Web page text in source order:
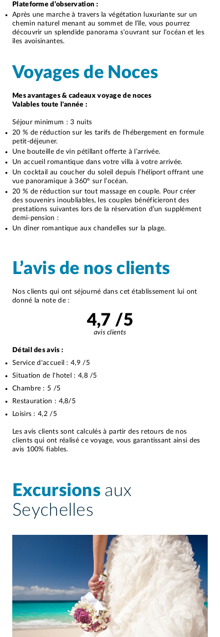
Plateforme d’observation :
Après une marche à travers la végétation luxuriante sur un
chemin naturel menant au sommet de l’île, vous pourrez
découvrir un splendide panorama s’ouvrant sur l’océan et les
îles avoisinantes.
Voyages de Noces
Mes avantages & cadeaux voyage de noces
Valables toute l'année :
Séjour minimum : 3 nuits
20 % de réduction sur les tarifs de l’hébergement en formule
petit-déjeuner.
Une bouteille de vin pétillant offerte à l’arrivée.
Un accueil romantique dans votre villa à votre arrivée.
Un cocktail au coucher du soleil depuis l’héliport offrant une
vue panoramique à 360° sur l’océan.
20 % de réduction sur tout massage en couple. Pour créer
des souvenirs inoubliables, les couples bénéficieront des
prestations suivantes lors de la réservation d’un supplément
demi-pension :
Un dîner romantique aux chandelles sur la plage.
L’avis de nos clients
Nos clients qui ont séjourné dans cet établissement lui ont
donné la note de :
4,7 /5
avis clients
Détail des avis :
Service d'accueil : 4,9/5
Situation de l'hotel : 4,8/5
Chambre : 5 /5
Restauration : 4,8/5
Loisirs : 4,2/5
Les avis clients sont calculés à partir des retours de nos
clients qui ont réalisé ce voyage, vous garantissant ainsi des
avis 100% fiables.
Excursions aux
Seychelles